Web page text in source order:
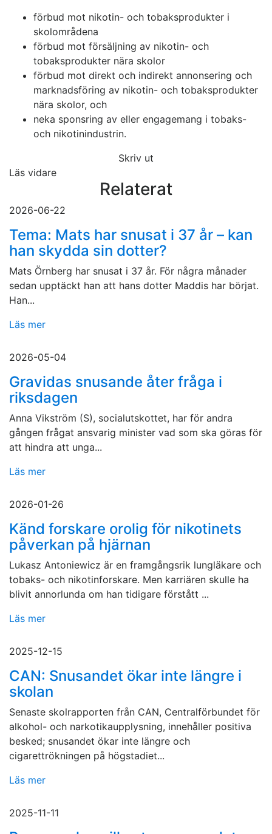
förbud mot nikotin- och tobaksprodukter i
skolområdena
förbud mot försäljning av nikotin- och
tobaksprodukter nära skolor
förbud mot direkt och indirekt annonsering och
marknadsföring av nikotin- och tobaksprodukter
nära skolor, och
neka sponsring av eller engagemang i tobaks-
och nikotinindustrin.
Skriv ut
Läs vidare
Relaterat
2026-06-22
Tema: Mats har snusat i 37 år – kan
han skydda sin dotter?
Mats Örnberg har snusat i 37 år. För några månader
sedan upptäckt han att hans dotter Maddis har börjat.
Han...
Läs mer
2026-05-04
Gravidas snusande åter fråga i
riksdagen
Anna Vikström (S), socialutskottet, har för andra
gången frågat ansvarig minister vad som ska göras för
att hindra att unga...
Läs mer
2026-01-26
Känd forskare orolig för nikotinets
påverkan på hjärnan
Lukasz Antoniewicz är en framgångsrik lungläkare och
tobaks- och nikotinforskare. Men karriären skulle ha
blivit annorlunda om han tidigare förstått ...
Läs mer
2025-12-15
CAN: Snusandet ökar inte längre i
skolan
Senaste skolrapporten från CAN, Centralförbundet för
alkohol- och narkotikaupplysning, innehåller positiva
besked; snusandet ökar inte längre och
cigarettrökningen på högstadiet...
Läs mer
2025-11-11